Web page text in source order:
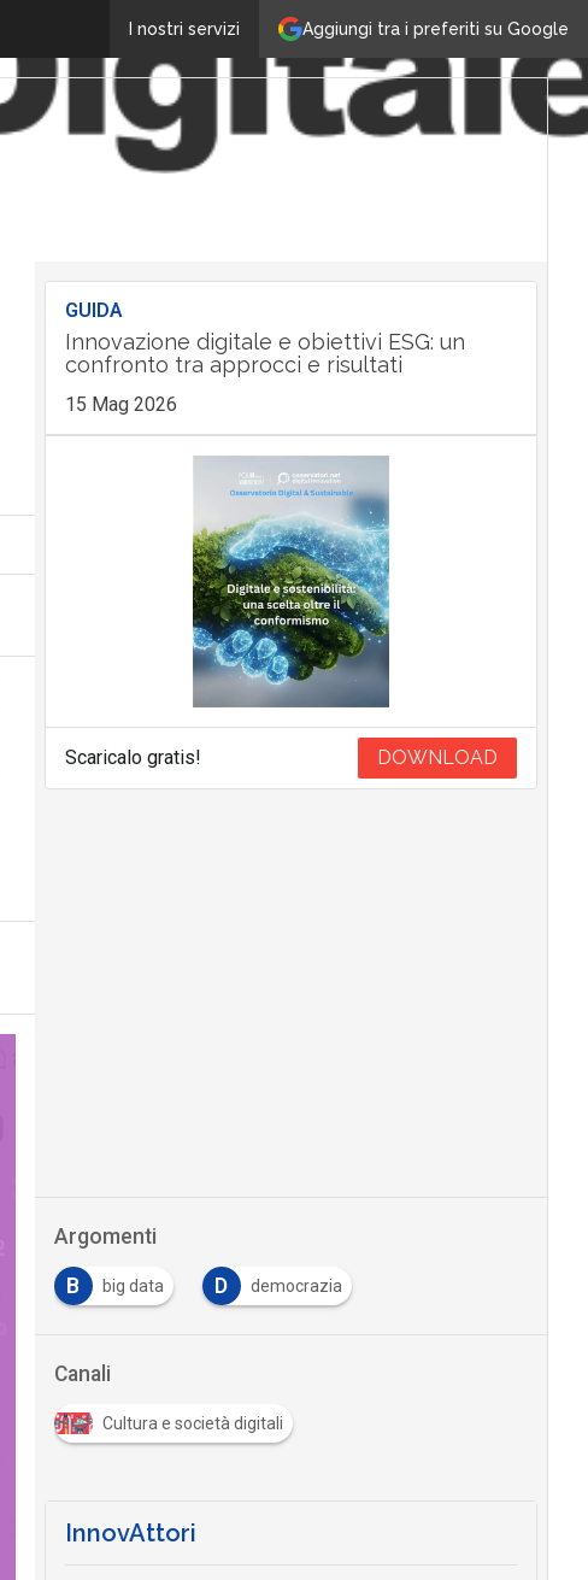
Aggiungi tra i preferiti su Google
I nostri servizi
GUIDA
Innovazione digitale e obiettivi ESG: un
confronto tra approcci e risultati
15 Mag 2026
Scaricalo gratis! DOWNLOAD
Argomenti
B big data D democrazia
Canali
Cultura e società digitali
InnovAttori